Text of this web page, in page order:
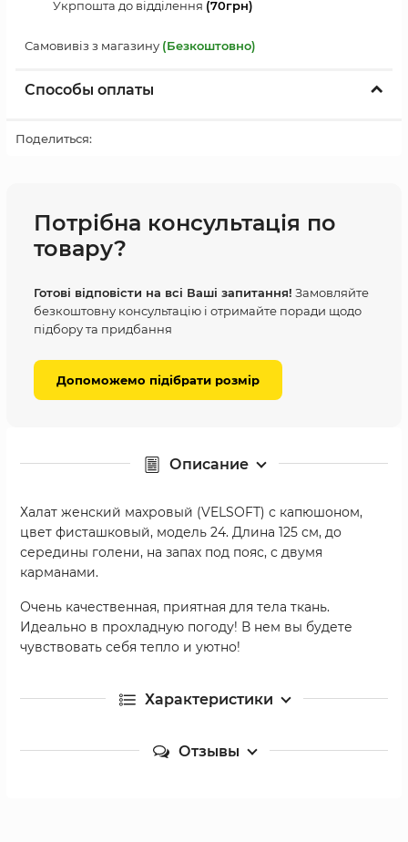
Укрпошта до відділення (70грн)
Самовивіз з магазину (Безкоштовно)
Способы оплаты
Поделиться:
Потрібна консультація по
товару?
Готові відповісти на всі Ваші запитання! Замовляйте
безкоштовну консультацію і отримайте поради щодо
підбору та придбання
Допоможемо підібрати розмір
Описание
Халат женский махровый (VELSOFT) с капюшоном,
цвет фисташковый, модель 24. Длина 125 см, до
середины голени, на запах под пояс, с двумя
карманами.
Очень качественная, приятная для тела ткань.
Идеально в прохладную погоду! В нем вы будете
чувствовать себя тепло и уютно!
Характеристики
Отзывы